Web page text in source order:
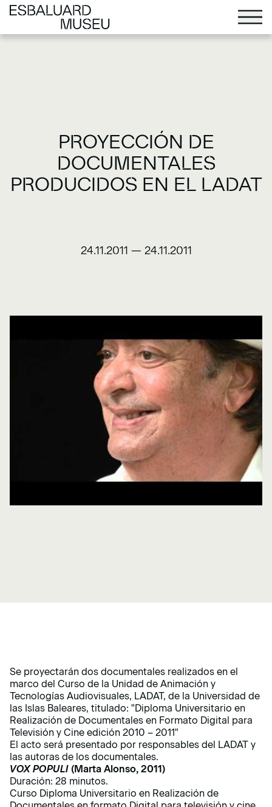
PROYECCIÓN DE
DOCUMENTALES
PRODUCIDOS EN EL LADAT
24.11.2011 — 24.11.2011
Se proyectarán dos documentales realizados en el
marco del Curso de la Unidad de Animación y
Tecnologías Audiovisuales, LADAT, de la Universidad de
las Islas Baleares, titulado: "Diploma Universitario en
Realización de Documentales en Formato Digital para
Televisión y Cine edición 2010 – 2011"
El acto será presentado por responsables del LADAT y
las autoras de los documentales.
VOX POPULI (Marta Alonso, 2011)
Duración: 28 minutos.
Curso Diploma Universitario en Realización de